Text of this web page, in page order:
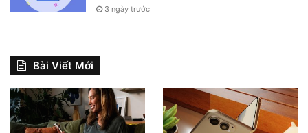
3 ngày trước
Bài Viết Mới